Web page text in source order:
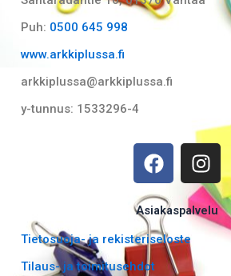
Puh: 0500 645 998
www.arkkiplussa.fi
arkkiplussa@arkkiplussa.fi
y-tunnus: 1533296-4
F
a
c
e
b
o
I
n
s
t
a
Asiakaspalvelu
Tietosuoja- ja rekisteriseloste
Tilaus- ja toimitusehdot